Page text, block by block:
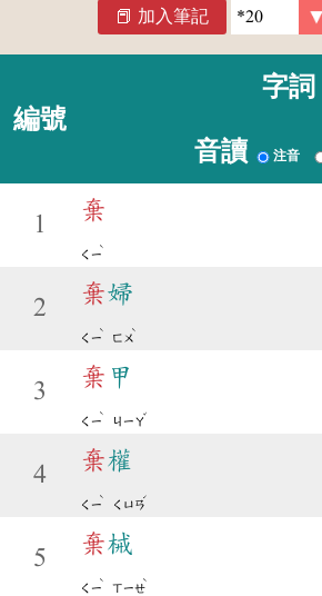
加入筆記
編號
字詞
音讀 注音
1
棄
ㄑㄧ
ˋ
2
棄婦
ㄑㄧ
ˋ
ㄈㄨ
ˋ
3
棄 甲
ㄑㄧ
ˋ
ㄐㄧㄚ
ˇ
4
棄權
ㄑㄧ
ˋ
ㄑㄩㄢ
ˊ
5
棄械
ㄑㄧ
ˋ
ㄒㄧㄝ
ˋ